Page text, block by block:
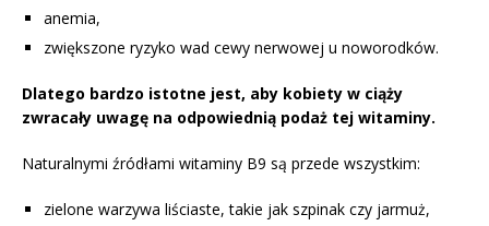
anemia,
zwiększone ryzyko wad cewy nerwowej u noworodków.
Dlatego bardzo istotne jest, aby kobiety w ciąży
zwracały uwagę na odpowiednią podaż tej witaminy.
Naturalnymi źródłami witaminy B9 są przede wszystkim:
zielone warzywa liściaste, takie jak szpinak czy jarmuż,